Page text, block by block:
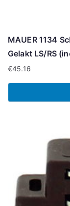
MAUER 1134
Gelakt LS/RS
€45.16